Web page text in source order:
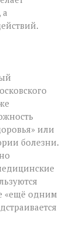
а
или
болезни.
«ещё одним